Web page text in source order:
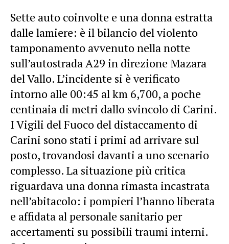
Sette auto coinvolte e una donna estratta
dalle lamiere: è il bilancio del violento
tamponamento avvenuto nella notte
sull’autostrada A29 in direzione Mazara
del Vallo. L’incidente si è verificato
intorno alle 00:45 al km 6,700, a poche
centinaia di metri dallo svincolo di Carini.
I Vigili del Fuoco del distaccamento di
Carini sono stati i primi ad arrivare sul
posto, trovandosi davanti a uno scenario
complesso. La situazione più critica
riguardava una donna rimasta incastrata
nell’abitacolo: i pompieri l’hanno liberata
e affidata al personale sanitario per
accertamenti su possibili traumi interni.